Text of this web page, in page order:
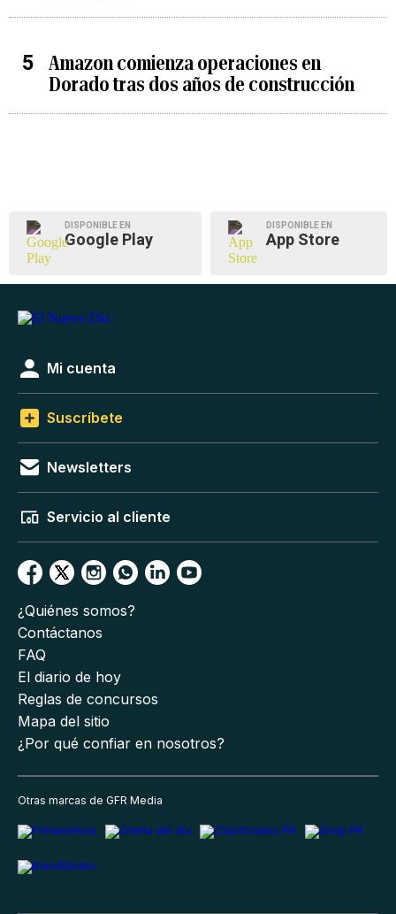
Amazon comienza operaciones en
Dorado tras dos años de construcción
DISPONIBLE EN
Google Play
DISPONIBLE EN
App Store
Mi cuenta
Suscríbete
Newsletters
Servicio al cliente
¿Quiénes somos?
Contáctanos
FAQ
El diario de hoy
Reglas de concursos
Mapa del sitio
¿Por qué confiar en nosotros?
Otras marcas de GFR Media